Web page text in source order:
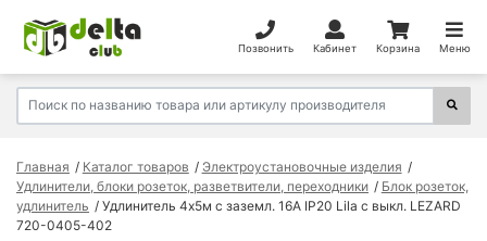
Позвонить Кабинет Корзина Меню
Главная Каталог товаров
Электроустановочные изделия
Удлинители, блоки розеток, разветвители, переходники
Блок розеток,
удлинитель
Удлинитель 4х5м с заземл. 16А IP20 Lila с выкл. LEZARD
720-0405-402